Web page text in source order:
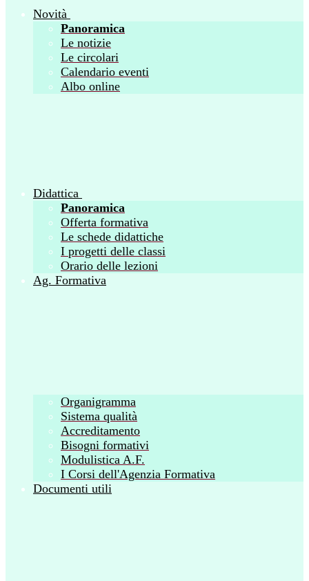
Novità
Panoramica
Le notizie
Le circolari
Calendario eventi
Albo online
Didattica
Panoramica
Offerta formativa
Le schede didattiche
I progetti delle classi
Orario delle lezioni
Ag. Formativa
Organigramma
Sistema qualità
Accreditamento
Bisogni formativi
Modulistica A.F.
I Corsi dell'Agenzia Formativa
Documenti utili